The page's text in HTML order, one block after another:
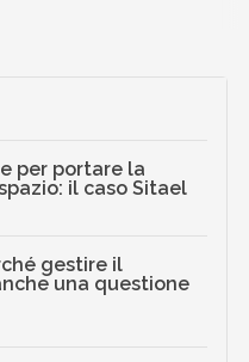
per portare la
il caso Sitael
gestire il
una questione